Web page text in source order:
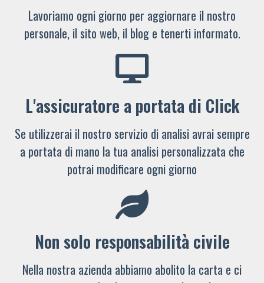
Lavoriamo ogni giorno per aggiornare il nostro
personale, il sito web, il blog e tenerti informato.
L'assicuratore a portata di Click
Se utilizzerai il nostro servizio di analisi avrai sempre
a portata di mano la tua analisi personalizzata che
potrai modificare ogni giorno
Non solo responsabilità civile
Nella nostra azienda abbiamo abolito la carta e ci